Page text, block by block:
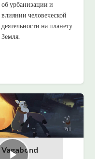
об урбанизации и
влиянии человеческой
деятельности на планету
Земля.
Vagabond